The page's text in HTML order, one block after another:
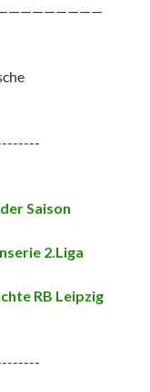
Saison
2.Liga
RB Leipzig